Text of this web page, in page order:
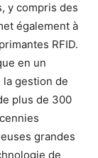
y compris des
également à
RFID.
en un
gestion de
plus de 300
grandes
de